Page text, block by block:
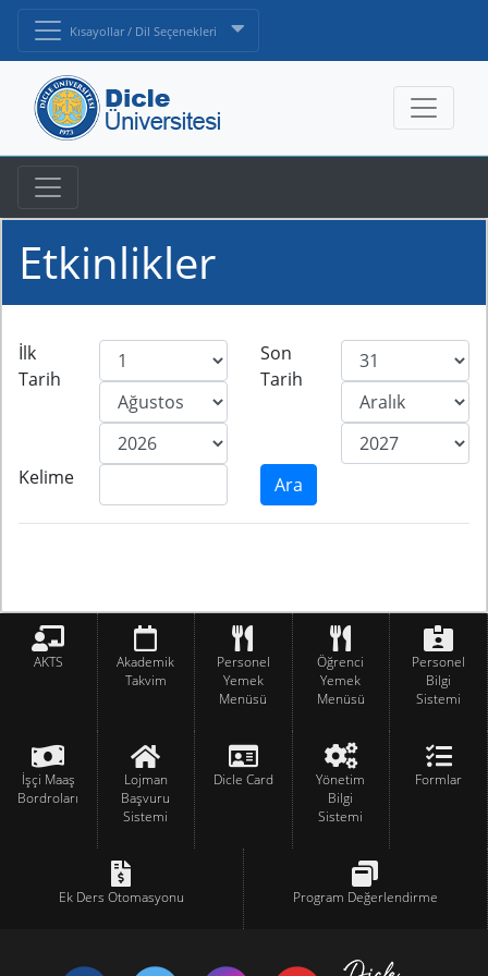
Kısayollar / Dil Seçenekleri
Etkinlikler
İlk
Tarih
Son
Tarih
Kelime
AKTS
Akademik
Takvim
Personel
Yemek
Menüsü
Öğrenci
Yemek
Menüsü
Personel
Bilgi
Sistemi
İşçi Maaş
Bordroları
Lojman
Başvuru
Sistemi
Dicle Card
Yönetim
Bilgi
Sistemi
Formlar
Ek Ders Otomasyonu Program Değerlendirme